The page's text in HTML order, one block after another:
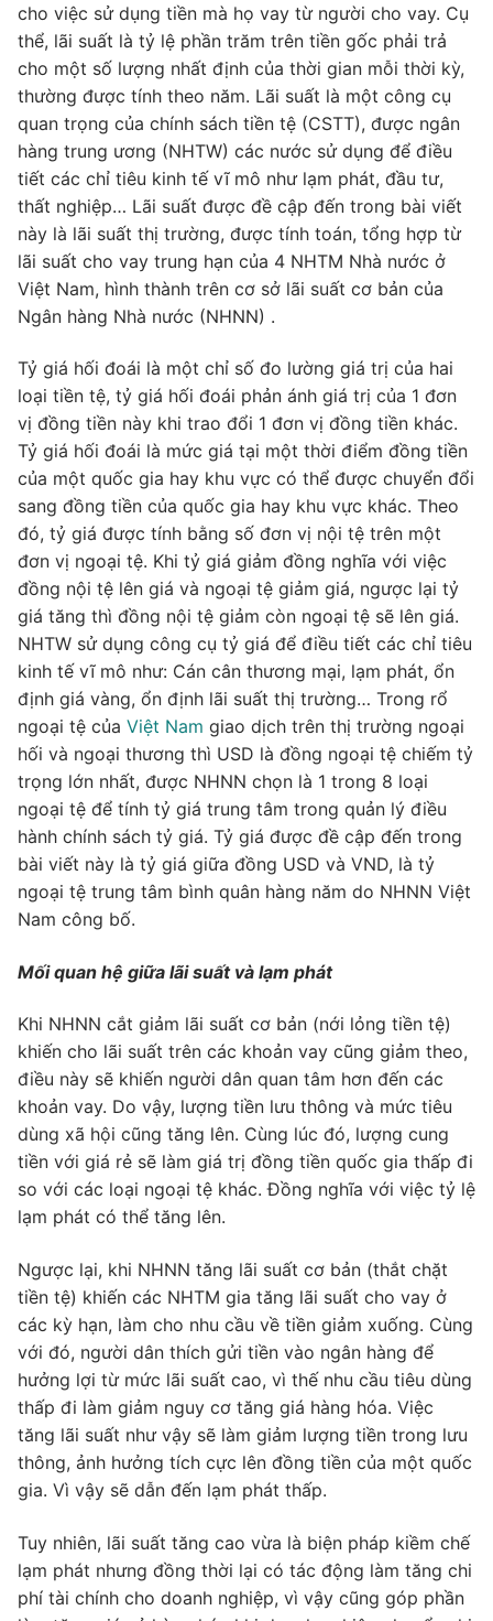
cho việc sử dụng tiền mà họ vay từ người cho vay. Cụ
thể, lãi suất là tỷ lệ phần trăm trên tiền gốc phải trả
cho một số lượng nhất định của thời gian mỗi thời kỳ,
thường được tính theo năm. Lãi suất là một công cụ
quan trọng của chính sách tiền tệ (CSTT), được ngân
hàng trung ương (NHTW) các nước sử dụng để điều
tiết các chỉ tiêu kinh tế vĩ mô như lạm phát, đầu tư,
thất nghiệp… Lãi suất được đề cập đến trong bài viết
này là lãi suất thị trường, được tính toán, tổng hợp từ
lãi suất cho vay trung hạn của 4 NHTM Nhà nước ở
Việt Nam, hình thành trên cơ sở lãi suất cơ bản của
Ngân hàng Nhà nước (NHNN) .
Tỷ giá hối đoái là một chỉ số đo lường giá trị của hai
loại tiền tệ, tỷ giá hối đoái phản ánh giá trị của 1 đơn
vị đồng tiền này khi trao đổi 1 đơn vị đồng tiền khác.
Tỷ giá hối đoái là mức giá tại một thời điểm đồng tiền
của một quốc gia hay khu vực có thể được chuyển đổi
sang đồng tiền của quốc gia hay khu vực khác. Theo
đó, tỷ giá được tính bằng số đơn vị nội tệ trên một
đơn vị ngoại tệ. Khi tỷ giá giảm đồng nghĩa với việc
đồng nội tệ lên giá và ngoại tệ giảm giá, ngược lại tỷ
giá tăng thì đồng nội tệ giảm còn ngoại tệ sẽ lên giá.
NHTW sử dụng công cụ tỷ giá để điều tiết các chỉ tiêu
kinh tế vĩ mô như: Cán cân thương mại, lạm phát, ổn
định giá vàng, ổn định lãi suất thị trường… Trong rổ
ngoại tệ của Việt Nam giao dịch trên thị trường ngoại
hối và ngoại thương thì USD là đồng ngoại tệ chiếm tỷ
trọng lớn nhất, được NHNN chọn là 1 trong 8 loại
ngoại tệ để tính tỷ giá trung tâm trong quản lý điều
hành chính sách tỷ giá. Tỷ giá được đề cập đến trong
bài viết này là tỷ giá giữa đồng USD và VND, là tỷ
ngoại tệ trung tâm bình quân hàng năm do NHNN Việt
Nam công bố.
Mối quan hệ giữa lãi suất và lạm phát
Khi NHNN cắt giảm lãi suất cơ bản (nới lỏng tiền tệ)
khiến cho lãi suất trên các khoản vay cũng giảm theo,
điều này sẽ khiến người dân quan tâm hơn đến các
khoản vay. Do vậy, lượng tiền lưu thông và mức tiêu
dùng xã hội cũng tăng lên. Cùng lúc đó, lượng cung
tiền với giá rẻ sẽ làm giá trị đồng tiền quốc gia thấp đi
so với các loại ngoại tệ khác. Đồng nghĩa với việc tỷ lệ
lạm phát có thể tăng lên.
Ngược lại, khi NHNN tăng lãi suất cơ bản (thắt chặt
tiền tệ) khiến các NHTM gia tăng lãi suất cho vay ở
các kỳ hạn, làm cho nhu cầu về tiền giảm xuống. Cùng
với đó, người dân thích gửi tiền vào ngân hàng để
hưởng lợi từ mức lãi suất cao, vì thế nhu cầu tiêu dùng
thấp đi làm giảm nguy cơ tăng giá hàng hóa. Việc
tăng lãi suất như vậy sẽ làm giảm lượng tiền trong lưu
thông, ảnh hưởng tích cực lên đồng tiền của một quốc
gia. Vì vậy sẽ dẫn đến lạm phát thấp.
Tuy nhiên, lãi suất tăng cao vừa là biện pháp kiềm chế
lạm phát nhưng đồng thời lại có tác động làm tăng chi
phí tài chính cho doanh nghiệp, vì vậy cũng góp phần